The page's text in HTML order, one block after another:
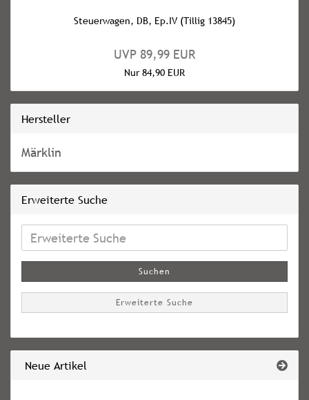
Steuerwagen, DB, Ep.IV (Tillig 13845)
UVP 89,99 EUR
Nur 84,90 EUR
Hersteller
Märklin
Erweiterte Suche
Erweiterte
Suche
Suchen
Erweiterte Suche
Neue Artikel